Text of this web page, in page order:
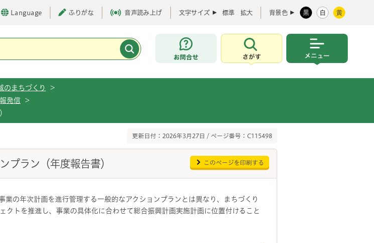
Language ふりがな 音声読み上げ 文字サイズ 標準 拡大 背景色 黒 白 黄
お問合せ
さがす
のまちづくり
>
発信
>
更新日付：2026年3月27日 / ページ番号：C115498
ラン（年度報告書） このページを印刷する
の年次計画を進行管理する一般的なアクションプランとは異なり、まちづくり
クトを推進し、事業の具体化に合わせて総合振興計画実施計画に位置付けること